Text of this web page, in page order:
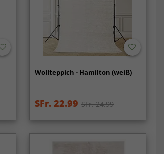
Wollteppich - Hamilton (weiß)
SFr. 22.99 SFr. 24.99